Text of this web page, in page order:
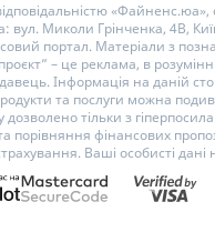
«Файненс.юа»,
вул. Миколи Грінченка, 4В,
портал. Матеріали з
– це реклама, в
Інформація на даній
та послуги можна
дозволено тільки з
порівняння фінансових
Ваші особисті